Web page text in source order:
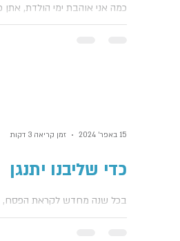
כמה אני אוהבת ימי הולדת, אתן
יודעות. אני מאלה שמאמינות
כדי שליבנו יתנגן
בכל שנה מחדש לקראת הפסח,
על התחדשות, וריענון, וניקיון
15 באפר׳ 2024 זמן קריאה 3 דקות